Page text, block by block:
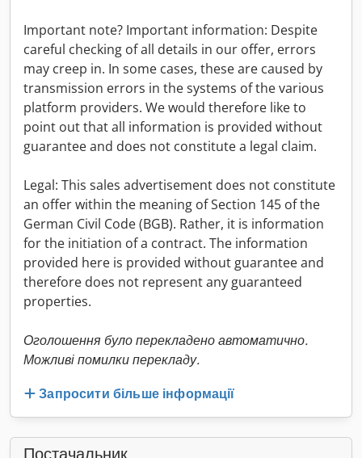
Important note? Important information: Despite
careful checking of all details in our offer, errors
may creep in. In some cases, these are caused by
transmission errors in the systems of the various
platform providers. We would therefore like to
point out that all information is provided without
guarantee and does not constitute a legal claim.
Legal: This sales advertisement does not constitute
an offer within the meaning of Section 145 of the
German Civil Code (BGB). Rather, it is information
for the initiation of a contract. The information
provided here is provided without guarantee and
therefore does not represent any guaranteed
properties.
Оголошення було перекладено автоматично.
Можливі помилки перекладу.
Запросити більше інформації
Постачальник